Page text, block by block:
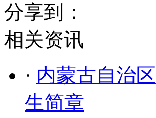
分享到：
相关资讯
· 内蒙古自治
生简章